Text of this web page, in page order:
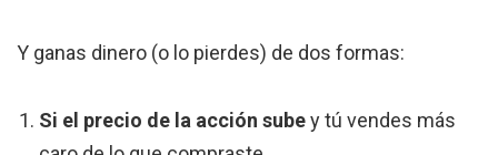
Y ganas dinero (o lo pierdes) de dos formas:
Si el precio de la acción subey tú vendes más